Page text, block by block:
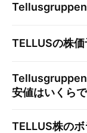
TELLUSの株価
安値はいくら
TELLUS株の